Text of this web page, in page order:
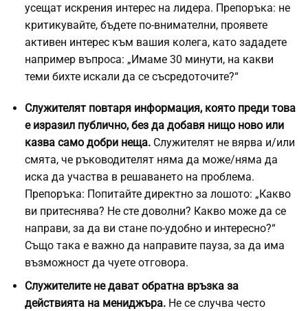
усещат искрения интерес на лидера. Препоръка: не
критикувайте, бъдете по-внимателни, проявете
активен интерес към вашия колега, като зададете
например въпроса: „Имаме 30 минути, на какви
теми бихте искали да се съсредоточите?“
Служителят повтаря информация, която преди това
е изразил публично, без да добавя нищо ново или
казва само добри неща. Служителят не вярва и/или
смята, че ръководителят няма да може/няма да
иска да участва в решаването на проблема.
Препоръка: Попитайте директно за лошото: „Какво
ви притеснява? Не сте доволни? Какво може да се
направи, за да ви стане по-удобно и интересно?“
Също така е важно да направите пауза, за да има
възможност да чуете отговора.
Служителите не дават обратна връзка за
действията на мениджъра. Не се случва често